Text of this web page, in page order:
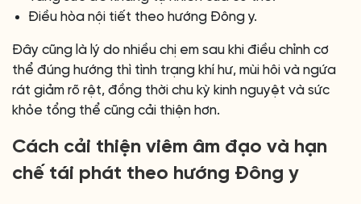
Điều hòa nội tiết theo hướng Đông y.
Đây cũng là lý do nhiều chị em sau khi điều chỉnh cơ
thể đúng hướng thì tình trạng khí hư, mùi hôi và ngứa
rát giảm rõ rệt, đồng thời chu kỳ kinh nguyệt và sức
khỏe tổng thể cũng cải thiện hơn.
Cách cải thiện viêm âm đạo và hạn
chế tái phát theo hướng Đông y